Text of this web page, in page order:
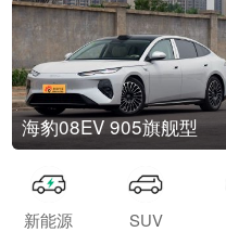
海豹08EV 905旗舰型
新能源 SUV